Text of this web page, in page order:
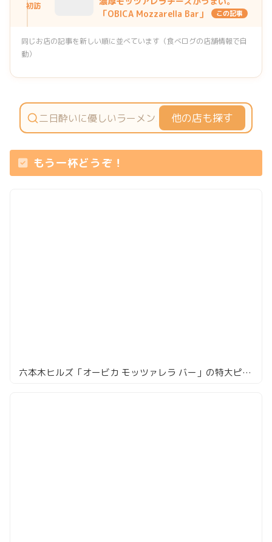
初訪
「OBICA Mozzarella Bar」
この記事
同じお店の記事を新しい順に並べています（食べログの店舗情報で自
動）
他の店も探す
もう一杯どうぞ！
六本木ヒルズ「オービカ モッツァレラ バー」の特大ピッツァ